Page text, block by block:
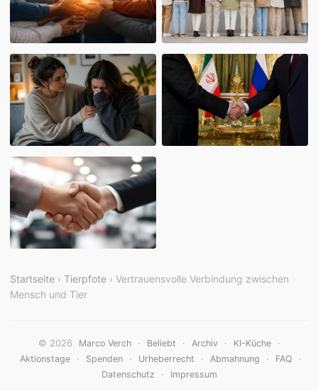
Startseite › Tierpfote › Vertrauensvolle Verbindung zwischen
Mensch und Tier
© 2026 Marco Verch · Beliebt · Archiv · KI-Küche ·
Aktionstage · Spenden · Urheberrecht · Abmahnung · FAQ ·
Datenschutz · Impressum